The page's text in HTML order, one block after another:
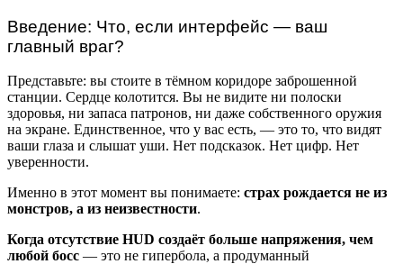
Введение: Что, если интерфейс — ваш
главный враг?
Представьте: вы стоите в тёмном коридоре заброшенной
станции. Сердце колотится. Вы не видите ни полоски
здоровья, ни запаса патронов, ни даже собственного оружия
на экране. Единственное, что у вас есть, — это то, что видят
ваши глаза и слышат уши. Нет подсказок. Нет цифр. Нет
уверенности.
Именно в этот момент вы понимаете: страх рождается не из
монстров, а из неизвестности.
Когда отсутствие HUD создаёт больше напряжения, чем
любой босс — это не гипербола, а продуманный